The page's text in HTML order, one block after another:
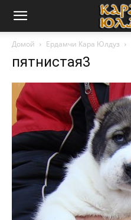
Домой Ердамчи Кара Юлдуз
пятнистая3